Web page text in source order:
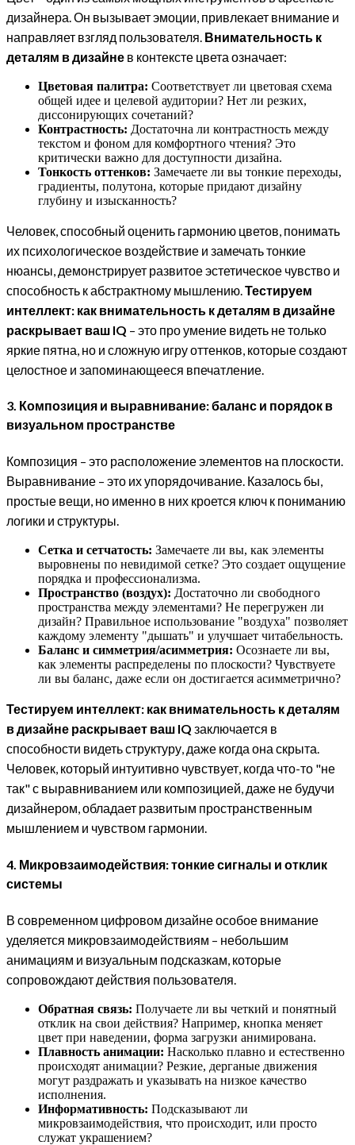
дизайнера. Он вызывает эмоции, привлекает внимание и
направляет взгляд пользователя. Внимательность к
деталям в дизайне в контексте цвета означает:
Цветовая палитра: Соответствует ли цветовая схема
общей идее и целевой аудитории? Нет ли резких,
диссонирующих сочетаний?
Контрастность: Достаточна ли контрастность между
текстом и фоном для комфортного чтения? Это
критически важно для доступности дизайна.
Тонкость оттенков: Замечаете ли вы тонкие переходы,
градиенты, полутона, которые придают дизайну
глубину и изысканность?
Человек, способный оценить гармонию цветов, понимать
их психологическое воздействие и замечать тонкие
нюансы, демонстрирует развитое эстетическое чувство и
способность к абстрактному мышлению. Тестируем
интеллект: как внимательность к деталям в дизайне
раскрывает ваш IQ – это про умение видеть не только
яркие пятна, но и сложную игру оттенков, которые создают
целостное и запоминающееся впечатление.
3. Композиция и выравнивание: баланс и порядок в
визуальном пространстве
Композиция – это расположение элементов на плоскости.
Выравнивание – это их упорядочивание. Казалось бы,
простые вещи, но именно в них кроется ключ к пониманию
логики и структуры.
Сетка и сетчатость: Замечаете ли вы, как элементы
выровнены по невидимой сетке? Это создает ощущение
порядка и профессионализма.
Пространство (воздух): Достаточно ли свободного
пространства между элементами? Не перегружен ли
дизайн? Правильное использование "воздуха" позволяет
каждому элементу "дышать" и улучшает читабельность.
Баланс и симметрия/асимметрия: Осознаете ли вы,
как элементы распределены по плоскости? Чувствуете
ли вы баланс, даже если он достигается асимметрично?
Тестируем интеллект: как внимательность к деталям
в дизайне раскрывает ваш IQ заключается в
способности видеть структуру, даже когда она скрыта.
Человек, который интуитивно чувствует, когда что-то "не
так" с выравниванием или композицией, даже не будучи
дизайнером, обладает развитым пространственным
мышлением и чувством гармонии.
4. Микровзаимодействия: тонкие сигналы и отклик
системы
В современном цифровом дизайне особое внимание
уделяется микровзаимодействиям – небольшим
анимациям и визуальным подсказкам, которые
сопровождают действия пользователя.
Обратная связь: Получаете ли вы четкий и понятный
отклик на свои действия? Например, кнопка меняет
цвет при наведении, форма загрузки анимирована.
Плавность анимации: Насколько плавно и естественно
происходят анимации? Резкие, дерганые движения
могут раздражать и указывать на низкое качество
исполнения.
Информативность: Подсказывают ли
микровзаимодействия, что происходит, или просто
служат украшением?